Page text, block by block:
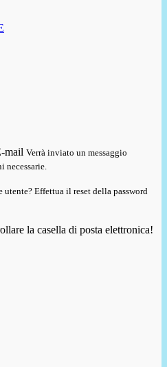
mail Verrà inviato un messaggio
necessarie.
utente? Effettua il reset della password
la casella di posta elettronica!